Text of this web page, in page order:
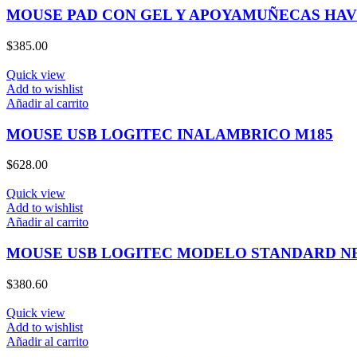
MOUSE PAD CON GEL Y APOYAMUÑECAS
$385.00
Quick view
Add to wishlist
Añadir al carrito
MOUSE USB LOGITEC INALAMBRICO M185
$628.00
Quick view
Add to wishlist
Añadir al carrito
MOUSE USB LOGITEC MODELO STANDARD
$380.60
Quick view
Add to wishlist
Añadir al carrito